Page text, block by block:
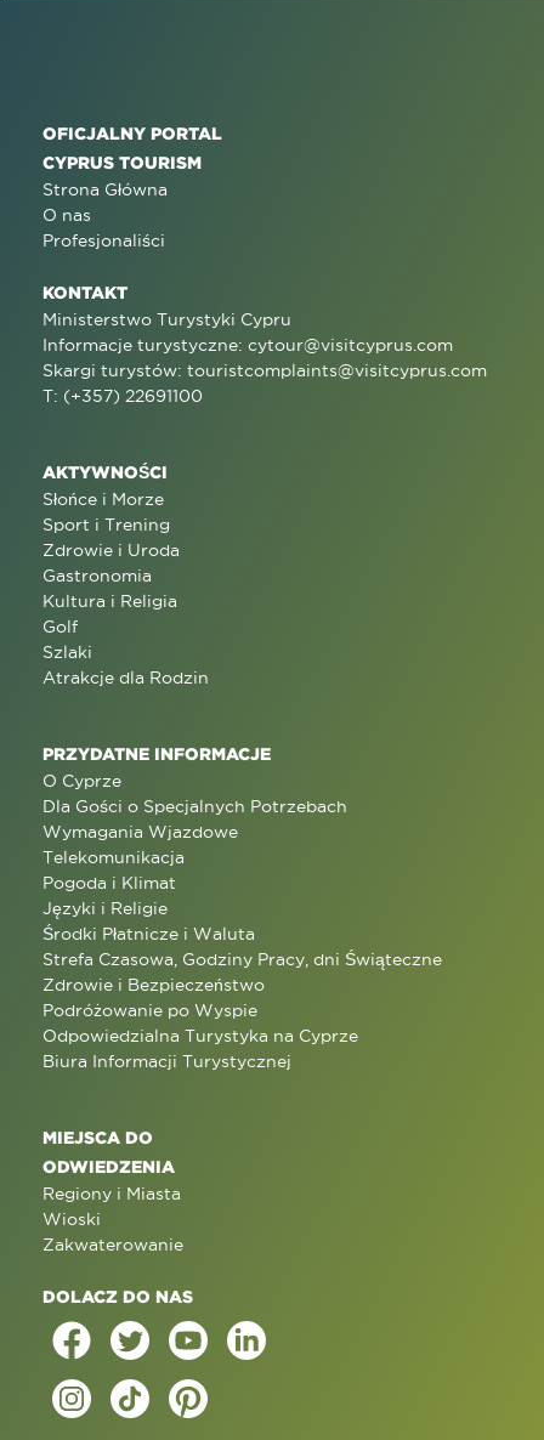
OFICJALNY PORTAL
CYPRUS TOURISM
Strona Główna
O nas
Profesjonaliści
KONTAKT
Ministerstwo Turystyki Cypru
Informacje turystyczne: cytour@visitcyprus.com
Skargi turystów: touristcomplaints@visitcyprus.com
T: (+357) 22691100
AKTYWNOŚCI
Słońce i Morze
Sport i Trening
Zdrowie i Uroda
Gastronomia
Kultura i Religia
Golf
Szlaki
Atrakcje dla Rodzin
PRZYDATNE INFORMACJE
O Cyprze
Dla Gości o Specjalnych Potrzebach
Wymagania Wjazdowe
Telekomunikacja
Pogoda i Klimat
Języki i Religie
Środki Płatnicze i Waluta
Strefa Czasowa, Godziny Pracy, dni Świąteczne
Zdrowie i Bezpieczeństwo
Podróżowanie po Wyspie
Odpowiedzialna Turystyka na Cyprze
Biura Informacji Turystycznej
MIEJSCA DO
ODWIEDZENIA
Regiony i Miasta
Wioski
Zakwaterowanie
DOLACZ DO NAS